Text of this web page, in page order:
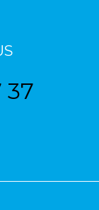
37